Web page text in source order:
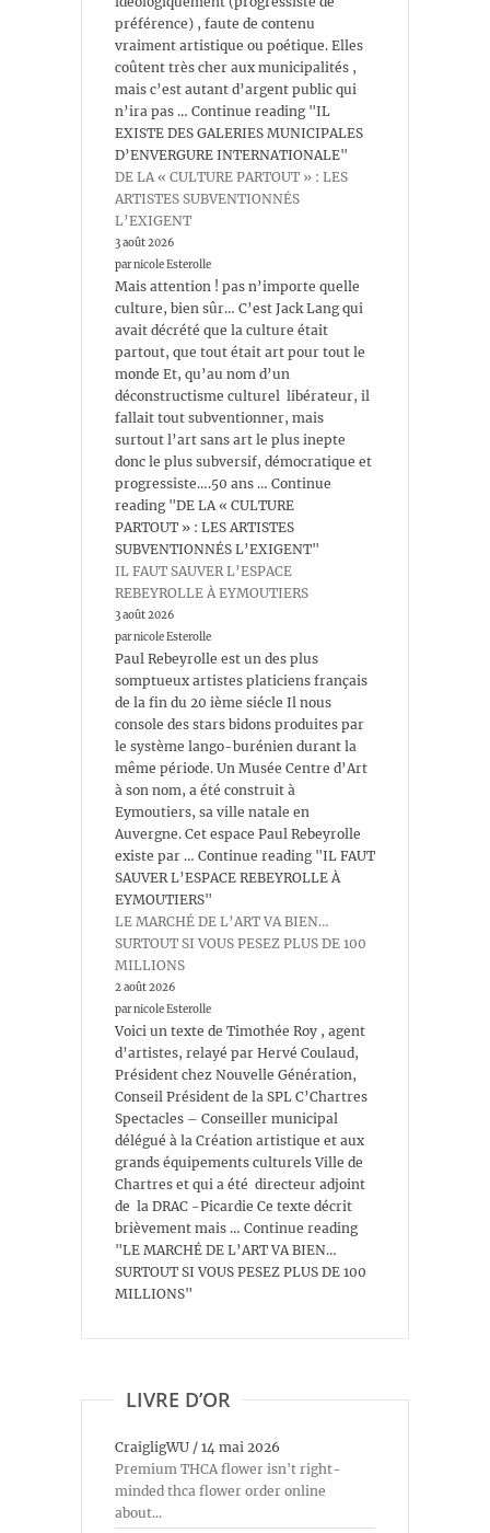
préférence) , faute de contenu
vraiment artistique ou poétique. Elles
coûtent très cher aux municipalités ,
mais c’est autant d’argent public qui
n’ira pas … Continue reading "IL
EXISTE DES GALERIES MUNICIPALES
D’ENVERGURE INTERNATIONALE"
DE LA « CULTURE PARTOUT » : LES
ARTISTES SUBVENTIONNÉS
L’EXIGENT
3 août 2026
par nicole Esterolle
Mais attention ! pas n’importe quelle
culture, bien sûr… C’est Jack Lang qui
avait décrété que la culture était
partout, que tout était art pour tout le
monde Et, qu’au nom d’un
déconstructisme culturel libérateur, il
fallait tout subventionner, mais
surtout l’art sans art le plus inepte
donc le plus subversif, démocratique et
progressiste….50 ans … Continue
reading "DE LA « CULTURE
PARTOUT » : LES ARTISTES
SUBVENTIONNÉS L’EXIGENT"
IL FAUT SAUVER L’ESPACE
REBEYROLLE À EYMOUTIERS
3 août 2026
par nicole Esterolle
Paul Rebeyrolle est un des plus
somptueux artistes platiciens français
de la fin du 20 ième siécle Il nous
console des stars bidons produites par
le système lango-burénien durant la
même période. Un Musée Centre d’Art
à son nom, a été construit à
Eymoutiers, sa ville natale en
Auvergne. Cet espace Paul Rebeyrolle
existe par … Continue reading "IL FAUT
SAUVER L’ESPACE REBEYROLLE À
EYMOUTIERS"
LE MARCHÉ DE L’ART VA BIEN…
SURTOUT SI VOUS PESEZ PLUS DE 100
MILLIONS
2 août 2026
par nicole Esterolle
Voici un texte de Timothée Roy , agent
d’artistes, relayé par Hervé Coulaud,
Président chez Nouvelle Génération,
Conseil Président de la SPL C’Chartres
Spectacles – Conseiller municipal
délégué à la Création artistique et aux
grands équipements culturels Ville de
Chartres et qui a été directeur adjoint
de la DRAC -Picardie Ce texte décrit
brièvement mais … Continue reading
"LE MARCHÉ DE L’ART VA BIEN…
SURTOUT SI VOUS PESEZ PLUS DE 100
MILLIONS"
LIVRE D’OR
CraigligWU / 14 mai 2026
Premium THCA flower isn't right-
minded thca flower order online
about...